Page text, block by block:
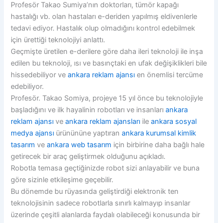
Profesör Takao Sumiya’nın doktorları, tümör kapağı
hastalığı vb. olan hastaları e-deriden yapılmış eldivenlerle
tedavi ediyor. Hastalık olup olmadığını kontrol edebilmek
için ürettiği teknolojiyi anlattı.
Geçmişte üretilen e-derilere göre daha ileri teknoloji ile inşa
edilen bu teknoloji, ısı ve basınçtaki en ufak değişiklikleri bile
hissedebiliyor veankara reklam ajansı en önemlisi tercüme
edebiliyor.
Profesör. Takao Somiya, projeye 15 yıl önce bu teknolojiyle
başladığını ve ilk hayalinin robotları ve insanlarıankara
reklam ajansı veankara reklam ajansları ile ankara sosyal
medya ajansı ürünününe yaptıranankara kurumsal kimlik
tasarım veankara web tasarım için birbirine daha bağlı hale
getirecek bir araç geliştirmek olduğunu açıkladı.
Robotla temasa geçtiğinizde robot sizi anlayabilir ve buna
göre sizinle etkileşime geçebilir.
Bu dönemde bu rüyasında geliştirdiği elektronik ten
teknolojisinin sadece robotlarla sınırlı kalmayıp insanlar
üzerinde çeşitli alanlarda faydalı olabileceği konusunda bir